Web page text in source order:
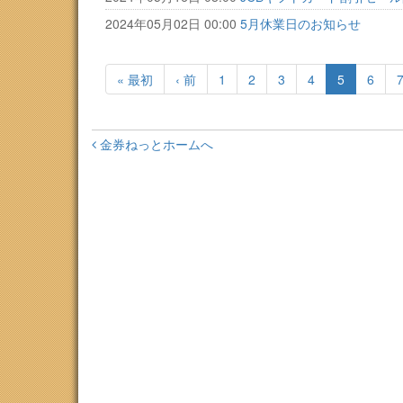
2024年05月02日 00:00 5月休業日のお知らせ
« 最初 ‹ 前 1 2 3 4 5 6 7
金券ねっとホームへ